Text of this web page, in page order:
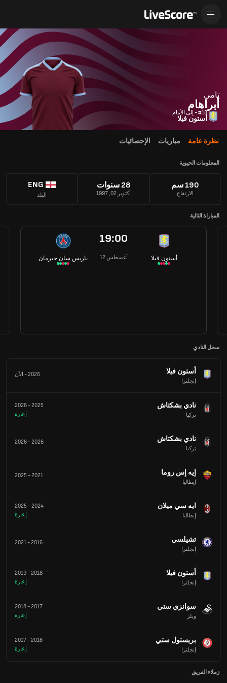
تامي
أبراهام
#18 - إلى الأمام
أستون فيلا
نظرة عامة مباريات الإحصائيات
المعلومات الحيوية
190 سم
الارتفاع
28 سنوات
أكتوبر 02, 1997
ENG
البلد
المباراة التالية
باريس سان جيرمان
19:00
12 أغسطس أستون فيلا
سجل النادي
أستون فيلا
إنجلترا
2026
- الآن
نادي بشكتاش
تركيا
2025
-
2026
إعارة
نادي بشكتاش
تركيا
2026
-
2026
إيه إس روما
إيطاليا
2021
-
2025
ايه سي ميلان
إيطاليا
2024
-
2025
إعارة
تشيلسي
إنجلترا
2016
-
2021
أستون فيلا
إنجلترا
2018
-
2019
إعارة
سوانزي ستي
ويلز
2017
-
2018
إعارة
بريستول ستي
إنجلترا
2016
-
2017
إعارة
زملاء الفريق